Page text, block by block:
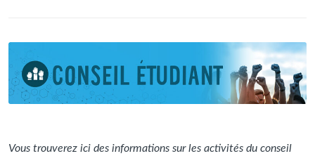
Vous trouverez ici des informations sur les activités du conseil